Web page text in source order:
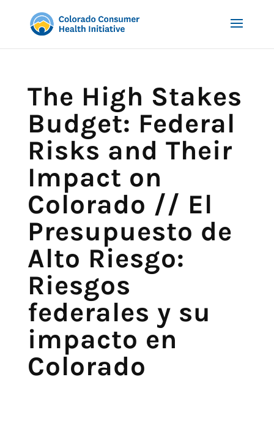
The High Stakes
Budget: Federal
Risks and Their
Impact on
Colorado // El
Presupuesto de
Alto Riesgo:
Riesgos
federales y su
impacto en
Colorado